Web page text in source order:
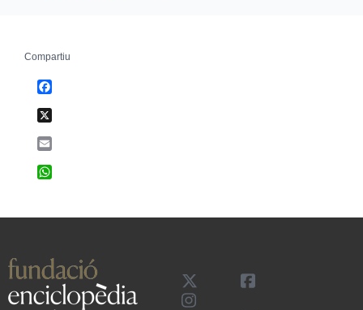
Compartiu